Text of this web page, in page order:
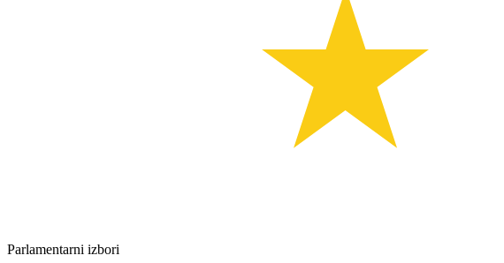
Parlamentarni izbori